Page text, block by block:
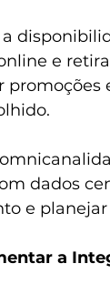
e
promoções
dados
e
a